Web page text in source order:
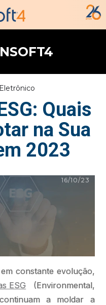
Quais
na Sua
2023
16/10/23
constante evolução,
ESG (Environmental,
a moldar a